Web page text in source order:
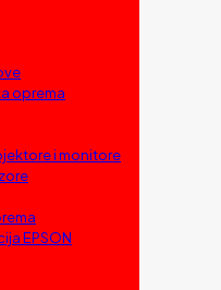
oprema
i monitore
EPSON